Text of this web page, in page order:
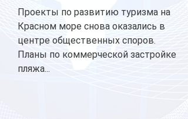
Проекты по развитию туризма на
Красном море снова оказались в
центре общественных споров.
Планы по коммерческой застройке
пляжа...